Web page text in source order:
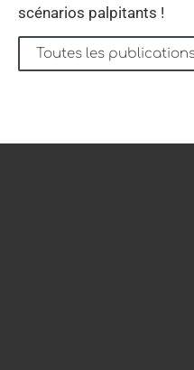
scénarios palpitants !
Toutes les